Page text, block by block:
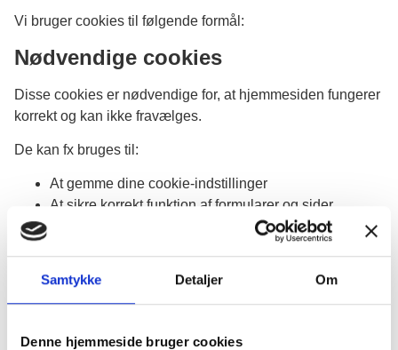
Samtykke Detaljer Om
Denne hjemmeside bruger cookies
Vi bruger cookies til følgende formål:
Nødvendige cookies
Disse cookies er nødvendige for, at hjemmesiden fungerer
korrekt og kan ikke fravælges.
De kan fx bruges til:
At gemme dine cookie-indstillinger
At sikre korrekt funktion af formularer og sider
Statistikcookies (Google Analytics)
Vi bruger Google Analytics til at indsamle anonym statistik